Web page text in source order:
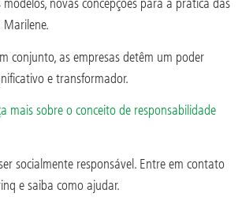
Marilene.
conjunto, as empresas detêm um poder
e transformador.
mais sobre o conceito de responsabilidade
socialmente responsável. Entre em contato
e saiba como ajudar.